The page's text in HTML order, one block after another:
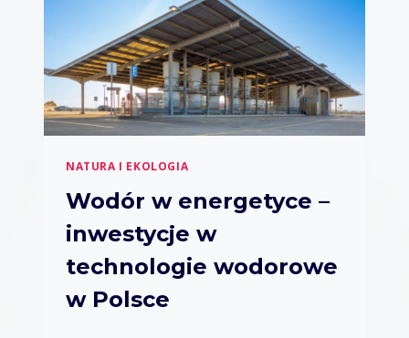
T
–
H
I
S
T
O
I
L
I
D
E
E
NATURA I EKOLOGIA
Wodór w energetyce –
inwestycje w
technologie wodorowe
w Polsce